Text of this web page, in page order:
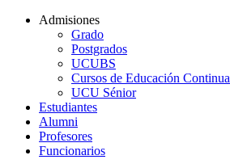
Admisiones
Grado
Postgrados
UCUBS
Cursos de Educación Continua
UCU Sénior
Estudiantes
Alumni
Profesores
Funcionarios